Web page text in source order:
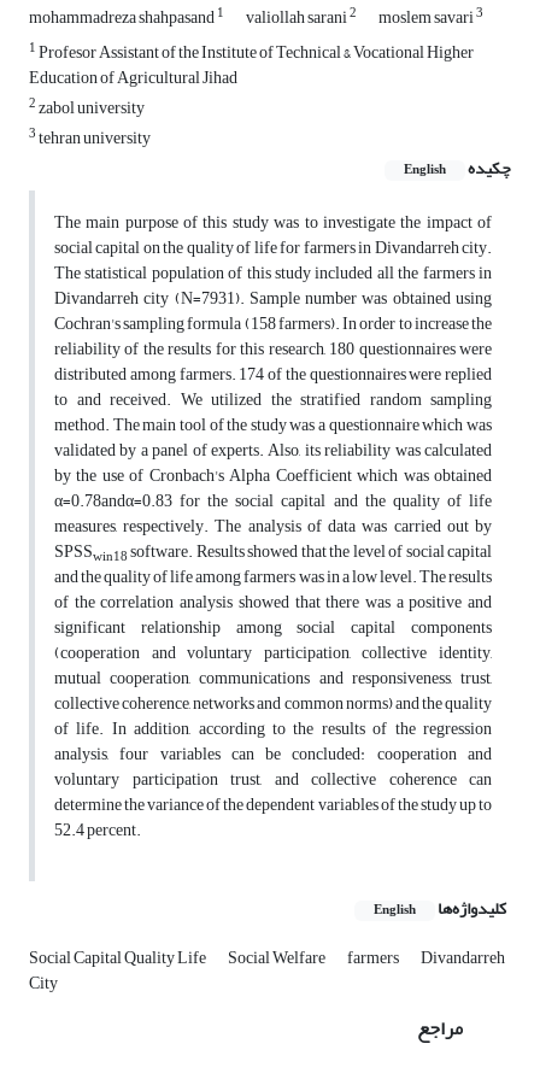
mohammadreza shahpasand1 valiollah sarani2 moslem savari3
1Profesor Assistant of the Institute of Technical & Vocational Higher
Education of Agricultural Jihad
2zabol university
3tehran university
چکیده
English
The main purpose of this study was to investigate the impact of
social capital on the quality of life for farmers in Divandarreh city.
The statistical population of this study included all the farmers in
Divandarreh city (N=7931). Sample number was obtained using
Cochran's sampling formula (158 farmers). In order to increase the
reliability of the results for this research, 180 questionnaires were
distributed among farmers. 174 of the questionnaires were replied
to and received. We utilized the stratified random sampling
method. The main tool of the study was a questionnaire which was
validated by a panel of experts. Also, its reliability was calculated
by the use of Cronbach's Alpha Coefficient which was obtained
α=0.78andα=0.83 for the social capital and the quality of life
measures, respectively. The analysis of data was carried out by
SPSSwin18software. Results showed that the level of social capital
and the quality of life among farmers was in a low level. The results
of the correlation analysis showed that there was a positive and
significant relationship among social capital components
(cooperation and voluntary participation, collective identity,
mutual cooperation, communications and responsiveness, trust,
collective coherence, networks and common norms) and the quality
of life. In addition, according to the results of the regression
analysis, four variables can be concluded: cooperation and
voluntary participation trust, and collective coherence can
determine the variance of the dependent variables of the study up to
52.4 percent.
کلیدواژه‌ها English
Social Capital Quality Life Social Welfare farmers Divandarreh
City
مراجع